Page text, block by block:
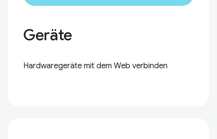
Geräte
Hardwaregeräte mit dem Web verbinden